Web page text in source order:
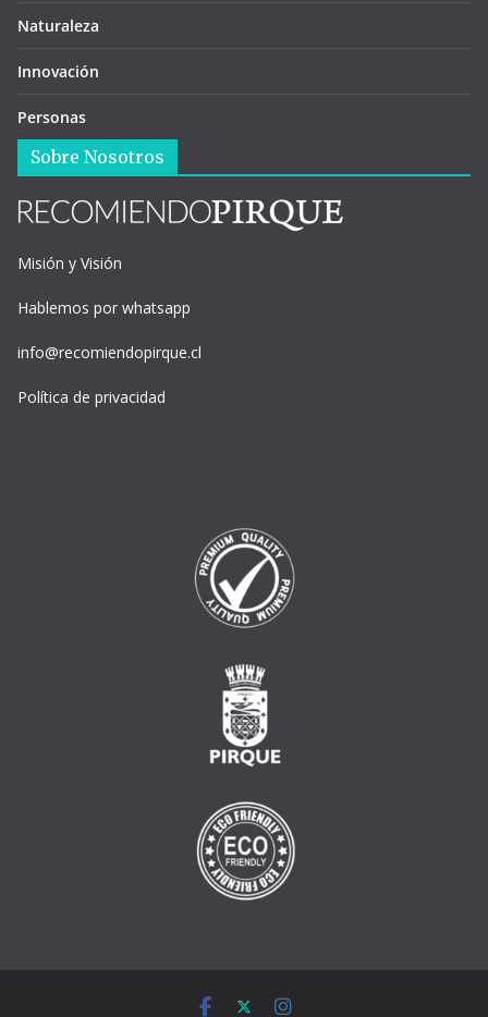
Naturaleza
Innovación
Personas
Sobre Nosotros
Misión y Visión
Hablemos por whatsapp
info@recomiendopirque.cl
Política de privacidad